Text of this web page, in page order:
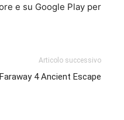
e su Google Play per
Articolo successivo
4 Ancient Escape